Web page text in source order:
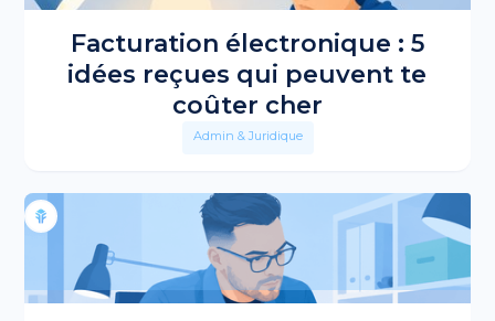
Facturation électronique : 5
idées reçues qui peuvent te
coûter cher
Admin & Juridique